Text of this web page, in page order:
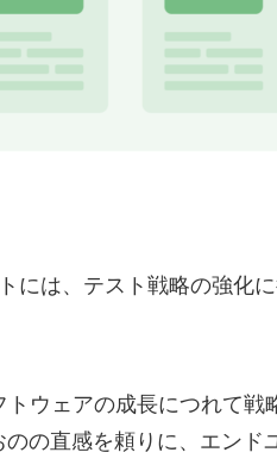
には、テスト戦略の強化
ウェアの成長につれて戦
の直感を頼りに、エンド